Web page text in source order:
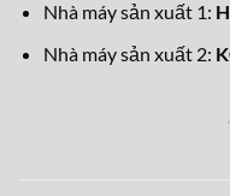
Nhà máy sản xuất 2: